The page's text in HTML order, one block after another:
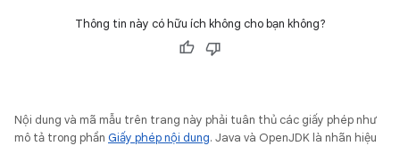
Thông tin này có hữu ích không cho bạn không?
Nội dung và mã mẫu trên trang này phải tuân thủ các giấy phép như
mô tả trong phần Giấy phép nội dung. Java và OpenJDK là nhãn hiệu